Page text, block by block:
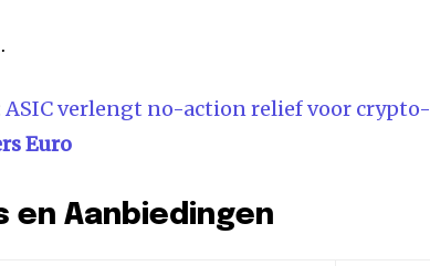
ASIC verlengt no-action relief voor crypto-
Euro
en Aanbiedingen